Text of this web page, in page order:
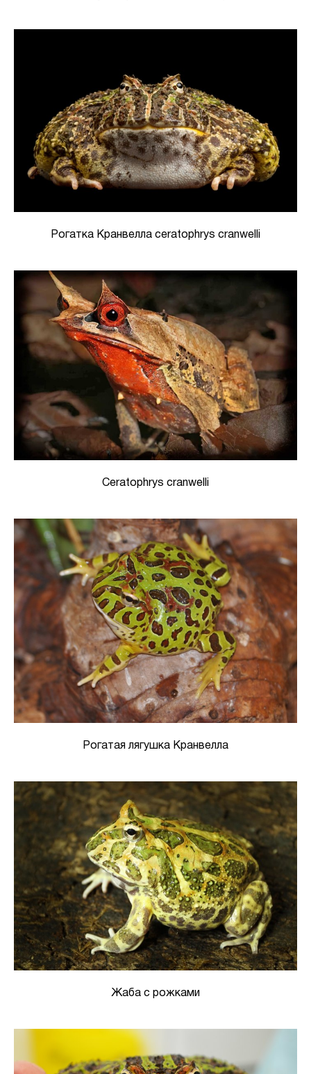
Рогатка Кранвелла ceratophrys cranwelli
Ceratophrys cranwelli
Рогатая лягушка Кранвелла
Жаба с рожками